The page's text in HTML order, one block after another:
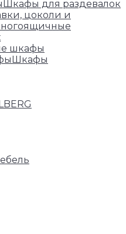
Шкафы для раздевалок
цоколи и
шкафы
Шкафы